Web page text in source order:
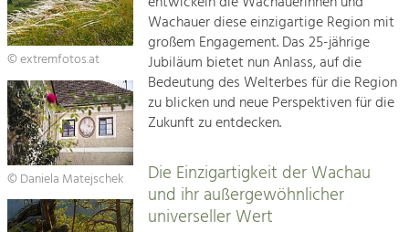
Equality, Youth and Integration.
Mobility & Energy
Climate Change, Public Transport and
Renewable Energy.
Economy
Increase in Regional Value Added.
© extremfotos.at
© Daniela Matejschek
Wachauer diese einzigartige Region mit
großem Engagement. Das 25-jährige
Jubiläum bietet nun Anlass, auf die
Bedeutung des Welterbes für die Region
zu blicken und neue Perspektiven für die
Zukunft zu entdecken.
Die Einzigartigkeit der Wachau
und ihr außergewöhnlicher
universeller Wert